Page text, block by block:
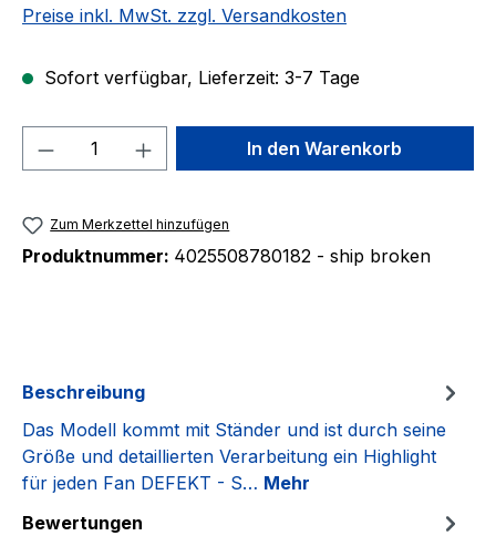
Preise inkl. MwSt. zzgl. Versandkosten
Sofort verfügbar, Lieferzeit: 3-7 Tage
Produkt Anzahl: Gib denIn den Warenkorb
Zum Merkzettel hinzufügen
Produktnummer: 4025508780182 - ship broken
Beschreibung
Das Modell kommt mit Ständer und ist durch seine
Größe und detaillierten Verarbeitung ein Highlight
für jeden Fan DEFEKT - S… Mehr
Bewertungen